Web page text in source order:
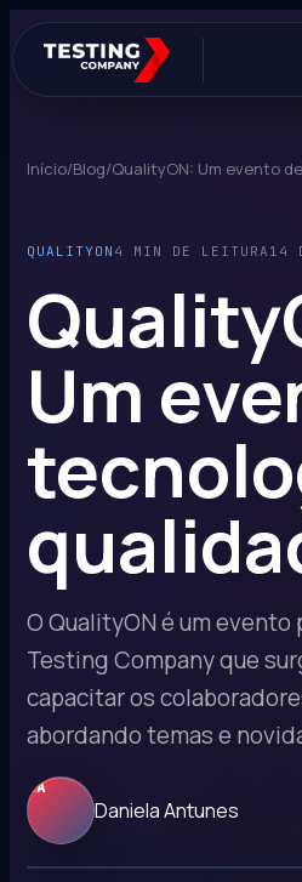
Início/Blog/QualityON: Um evento
QUALITYON 4 MIN DE LEITURA 14
Um
O QualityON é um
Testing Company que
capacitar os
abordando temas e
DA
Daniela Antunes